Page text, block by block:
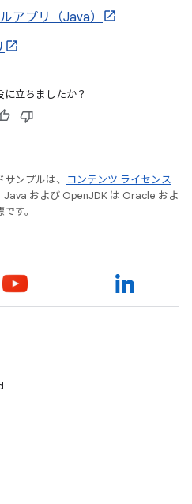
アプリ（Java）
に立ちましたか？
ンプルは、
コンテンツ ライセンス
Java および OpenJDK は Oracle およ
す。